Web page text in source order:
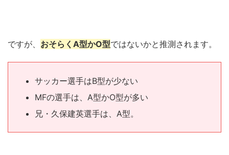
ですが、 おそらくA型かO型ではないかと推測されます。
サッカー選手はB型が少ない
MFの選手は、A型かO型が多い
兄・久保建英選手は、A型。